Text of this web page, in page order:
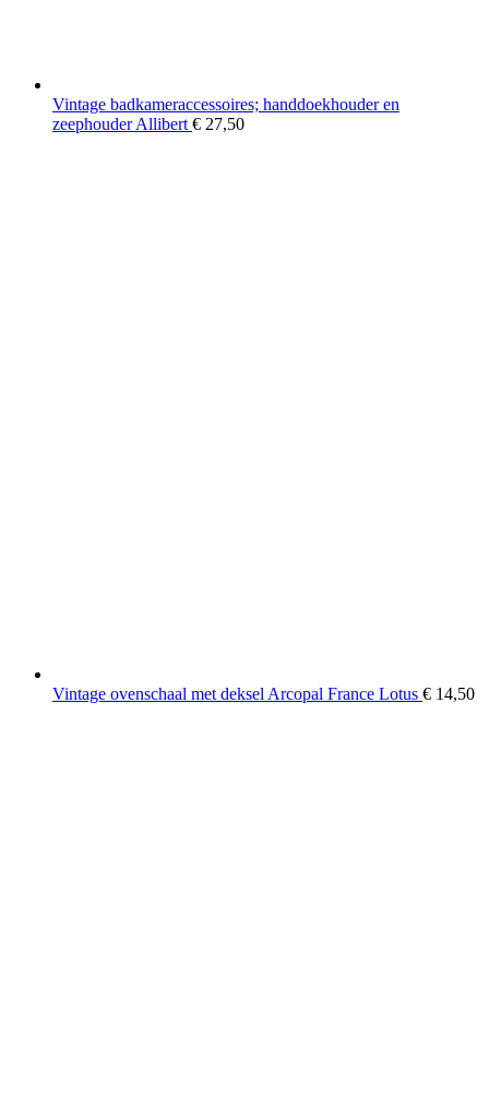
Vintage badkameraccessoires; handdoekhouder en
zeephouder Allibert € 27,50
Vintage ovenschaal met deksel Arcopal France Lotus € 14,50